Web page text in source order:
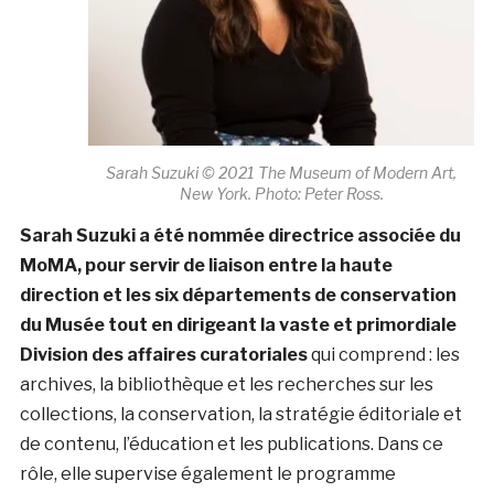
Sarah Suzuki © 2021 The Museum of Modern Art,
New York. Photo: Peter Ross.
Sarah Suzuki a été nommée directrice associée du
MoMA, pour servir de liaison entre la haute
direction et les six départements de conservation
du Musée tout en dirigeant la vaste et primordiale
Division des affaires curatorialesqui comprend : les
archives, la bibliothèque et les recherches sur les
collections, la conservation, la stratégie éditoriale et
de contenu, l’éducation et les publications. Dans ce
rôle, elle supervise également le programme